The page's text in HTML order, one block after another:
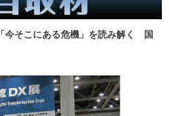
今そこにある危機」を読み解く 国